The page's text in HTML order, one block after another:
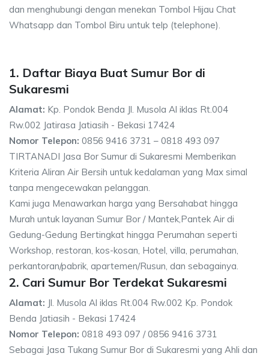
dan menghubungi dengan menekan Tombol Hijau Chat
Whatsapp dan Tombol Biru untuk telp (telephone).
1. Daftar Biaya Buat Sumur Bor di
Sukaresmi
Alamat: Kp. Pondok Benda Jl. Musola Al iklas Rt.004
Rw.002 Jatirasa Jatiasih - Bekasi 17424
Nomor Telepon: 0856 9416 3731 – 0818 493 097
TIRTANADI Jasa Bor Sumur di Sukaresmi Memberikan
Kriteria Aliran Air Bersih untuk kedalaman yang Max simal
tanpa mengecewakan pelanggan.
Kami juga Menawarkan harga yang Bersahabat hingga
Murah untuk layanan Sumur Bor / Mantek,Pantek Air di
Gedung-Gedung Bertingkat hingga Perumahan seperti
Workshop, restoran, kos-kosan, Hotel, villa, perumahan,
perkantoran/pabrik, apartemen/Rusun, dan sebagainya.
2. Cari Sumur Bor Terdekat Sukaresmi
Alamat: Jl. Musola Al iklas Rt.004 Rw.002 Kp. Pondok
Benda Jatiasih - Bekasi 17424
Nomor Telepon: 0818 493 097 / 0856 9416 3731
Sebagai Jasa Tukang Sumur Bor di Sukaresmi yang Ahli dan